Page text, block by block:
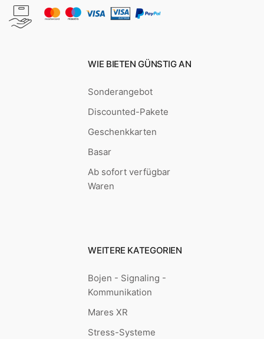
WIE BIETEN GÜNSTIG AN
Sonderangebot
Discounted-Pakete
Geschenkkarten
Basar
Ab sofort verfügbar
Waren
WEITERE KATEGORIEN
Bojen - Signaling -
Kommunikation
Mares XR
Stress-Systeme